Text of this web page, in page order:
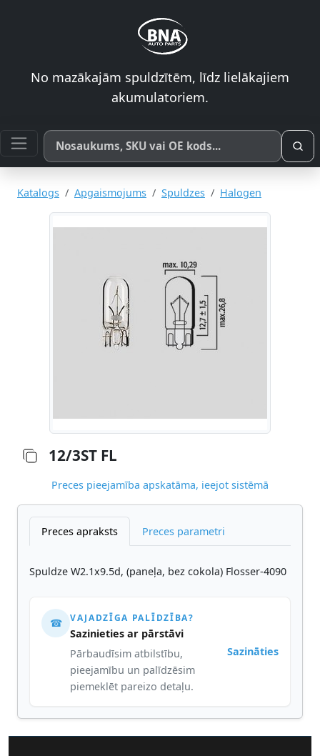
No mazākajām spuldzītēm, līdz lielākajiem
akumulatoriem.
Meklēt pēc produkta nosaukuma, SKU vai OE koda
Katalogs Apgaismojums Spuldzes Halogen
12/3ST FL
Preces pieejamība apskatāma, ieejot sistēmā
Preces apraksts Preces parametri
Spuldze W2.1x9.5d, (paneļa, bez cokola) Flosser-4090
☎ VAJADZĪGA PALĪDZĪBA?
Sazinieties ar pārstāvi
Pārbaudīsim atbilstību,
pieejamību un palīdzēsim
piemeklēt pareizo detaļu.
Sazināties